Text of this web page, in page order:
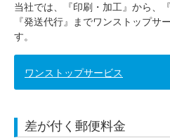
当社では、『印刷・加工』から、
『発送代行』までワンストップサ
す。
ワンストップサービス
差が付く郵便料金